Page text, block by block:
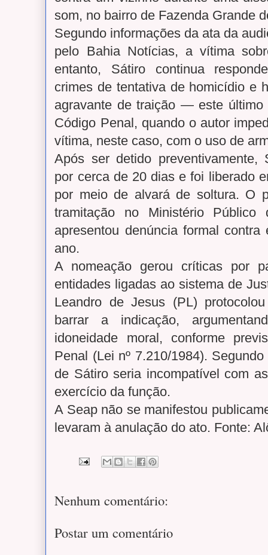
som, no bairro de Fazenda Grande
Segundo informações da ata da
pelo Bahia Notícias, a vítima
entanto, Sátiro continua
crimes de tentativa de homicídio e
agravante de traição — este último
Código Penal, quando o autor
vítima, neste caso, com o uso de
Após ser detido preventivamente,
por cerca de 20 dias e foi liberado
por meio de alvará de soltura. O
tramitação no Ministério
apresentou denúncia formal
ano.
A nomeação gerou críticas por
entidades ligadas ao sistema de
Leandro de Jesus (PL)
barrar a indicação,
idoneidade moral, conforme
Penal (Lei nº 7.210/1984).
de Sátiro seria incompatível com
exercício da função.
A Seap não se manifestou
levaram à anulação do ato. Fonte:
Nenhum comentário:
Postar um comentário